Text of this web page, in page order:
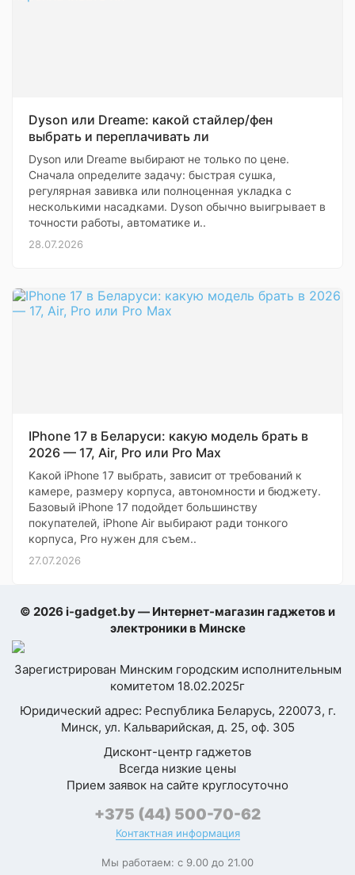
Dyson или Dreame: какой стайлер/фен
выбрать и переплачивать ли
Dyson или Dreame выбирают не только по цене.
Сначала определите задачу: быстрая сушка,
регулярная завивка или полноценная укладка с
несколькими насадками. Dyson обычно выигрывает в
точности работы, автоматике и..
28.07.2026
IPhone 17 в Беларуси: какую модель брать в
2026 — 17, Air, Pro или Pro Max
Какой iPhone 17 выбрать, зависит от требований к
камере, размеру корпуса, автономности и бюджету.
Базовый iPhone 17 подойдет большинству
покупателей, iPhone Air выбирают ради тонкого
корпуса, Pro нужен для съем..
27.07.2026
© 2026 i-gadget.by — Интернет-магазин гаджетов и
электроники в Минске
Зарегистрирован Минским городским исполнительным
комитетом 18.02.2025г
Юридический адрес: Республика Беларусь, 220073, г.
Минск, ул. Кальварийская, д. 25, оф. 305
Дисконт-центр гаджетов
Всегда низкие цены
Прием заявок на сайте круглосуточно
+375 (44) 500-70-62
Контактная информация
Мы работаем: с 9.00 до 21.00